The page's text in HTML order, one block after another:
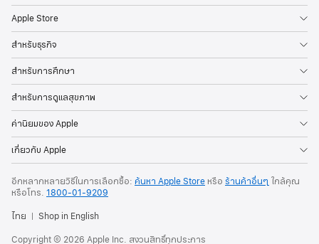
Apple Store
สำหรับธุรกิจ
สำหรับการศึกษา
สำหรับการดูแลสุขภาพ
ค่านิยมของ Apple
เกี่ยวกับ Apple
อีกหลากหลายวิธีในการเลือกซื้อ: ค้นหา Apple Store หรือ ร้านค้าอื่นๆ ใกล้คุณ
หรือโทร. 1800-01-9209
ไทย
Shop in English
Copyright © 2026 Apple Inc. สงวนสิทธิ์ทุกประการ